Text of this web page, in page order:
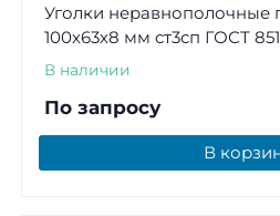
Уголки неравнополочные
100х63х8 мм ст3сп ГОСТ
В наличии
По запросу
В